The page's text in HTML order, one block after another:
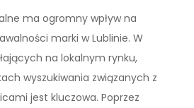
ma ogromny wpływ na
marki w Lublinie. W
na lokalnym rynku,
wyszukiwania związanych z
jest kluczowa. Poprzez